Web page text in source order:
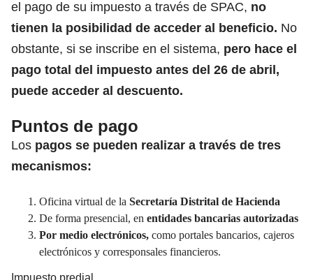
el pago de su impuesto a través de SPAC, no
tienen la posibilidad de acceder al beneficio. No
obstante, si se inscribe en el sistema, pero hace el
pago total del impuesto antes del 26 de abril,
puede acceder al descuento.
Puntos de pago
Los pagos se pueden realizar a través de tres
mecanismos:
Oficina virtual de la Secretaría Distrital de Hacienda
De forma presencial, en entidades bancarias autorizadas
Por medio electrónicos, como portales bancarios, cajeros
electrónicos y corresponsales financieros.
Impuesto predial